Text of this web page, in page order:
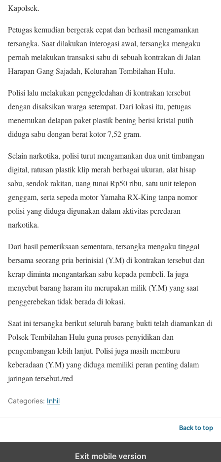
Kapolsek.
Petugas kemudian bergerak cepat dan berhasil mengamankan
tersangka. Saat dilakukan interogasi awal, tersangka mengaku
pernah melakukan transaksi sabu di sebuah kontrakan di Jalan
Harapan Gang Sajadah, Kelurahan Tembilahan Hulu.
Polisi lalu melakukan penggeledahan di kontrakan tersebut
dengan disaksikan warga setempat. Dari lokasi itu, petugas
menemukan delapan paket plastik bening berisi kristal putih
diduga sabu dengan berat kotor 7,52 gram.
Selain narkotika, polisi turut mengamankan dua unit timbangan
digital, ratusan plastik klip merah berbagai ukuran, alat hisap
sabu, sendok rakitan, uang tunai Rp50 ribu, satu unit telepon
genggam, serta sepeda motor Yamaha RX-King tanpa nomor
polisi yang diduga digunakan dalam aktivitas peredaran
narkotika.
Dari hasil pemeriksaan sementara, tersangka mengaku tinggal
bersama seorang pria berinisial (Y.M) di kontrakan tersebut dan
kerap diminta mengantarkan sabu kepada pembeli. Ia juga
menyebut barang haram itu merupakan milik (Y.M) yang saat
penggerebekan tidak berada di lokasi.
Saat ini tersangka berikut seluruh barang bukti telah diamankan di
Polsek Tembilahan Hulu guna proses penyidikan dan
pengembangan lebih lanjut. Polisi juga masih memburu
keberadaan (Y.M) yang diduga memiliki peran penting dalam
jaringan tersebut./red
Categories: Inhil
Back to top
Exit mobile version